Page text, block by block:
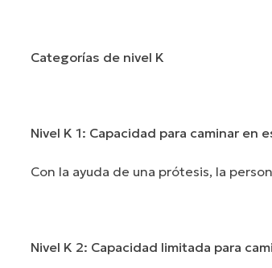
Categorías de nivel K
Nivel K 1: Capacidad para caminar en
Con la ayuda de una prótesis, la
Nivel K 2: Capacidad limitada para